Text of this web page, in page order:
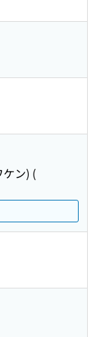
ケン) (